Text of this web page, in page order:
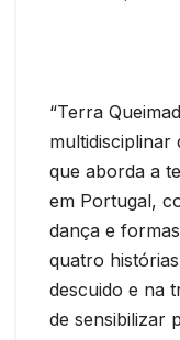
“Terra
multidisciplinar
que aborda a
em Portugal,
dança e
quatro
descuido e na
de sensibilizar